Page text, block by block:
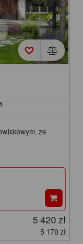
ze
5 420 zł
5 170 zł